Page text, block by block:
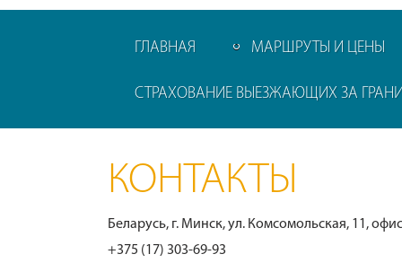
ГЛАВНАЯ МАРШРУТЫ И ЦЕНЫ
СТРАХОВАНИЕ ВЫЕЗЖАЮЩИХ ЗА
КОНТАКТЫ
Беларусь, г. Минск, ул. Комсомольская, 11,
+375 (17) 303-69-93